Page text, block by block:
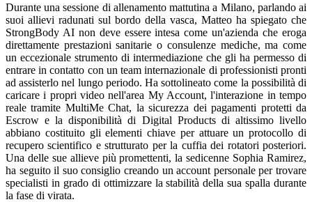
Durante una sessione di allenamento mattutina a Milano, parlando ai
suoi allievi radunati sul bordo della vasca, Matteo ha spiegato che
StrongBody AI non deve essere intesa come un'azienda che eroga
direttamente prestazioni sanitarie o consulenze mediche, ma come
un eccezionale strumento di intermediazione che gli ha permesso di
entrare in contatto con un team internazionale di professionisti pronti
ad assisterlo nel lungo periodo. Ha sottolineato come la possibilità di
caricare i propri video nell'area My Account, l'interazione in tempo
reale tramite MultiMe Chat, la sicurezza dei pagamenti protetti da
Escrow e la disponibilità di Digital Products di altissimo livello
abbiano costituito gli elementi chiave per attuare un protocollo di
recupero scientifico e strutturato per la cuffia dei rotatori posteriori.
Una delle sue allieve più promettenti, la sedicenne Sophia Ramirez,
ha seguito il suo consiglio creando un account personale per trovare
specialisti in grado di ottimizzare la stabilità della sua spalla durante
la fase di virata.